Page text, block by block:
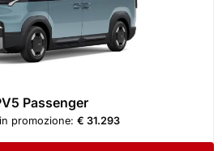
Passenger
promozione: € 31.293